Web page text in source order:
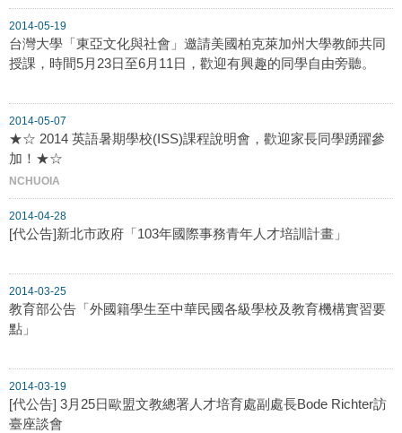
2014-05-19
台灣大學「東亞文化與社會」邀請美國柏克萊加州大學教師共同
授課，時間5月23日至6月11日，歡迎有興趣的同學自由旁聽。
2014-05-07
★☆ 2014 英語暑期學校(ISS)課程說明會，歡迎家長同學踴躍參
加！★☆
NCHUOIA
2014-04-28
[代公告]新北市政府「103年國際事務青年人才培訓計畫」
2014-03-25
教育部公告「外國籍學生至中華民國各級學校及教育機構實習要
點」
2014-03-19
[代公告] 3月25日歐盟文教總署人才培育處副處長Bode Richter訪
臺座談會